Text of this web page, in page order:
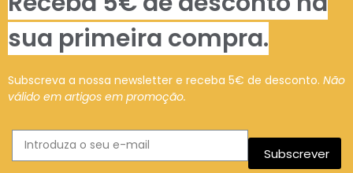
sua primeira compra.
Subscreva a nossa newsletter e receba 5€ de desconto. Não
válido em artigos em promoção.
Subscrever